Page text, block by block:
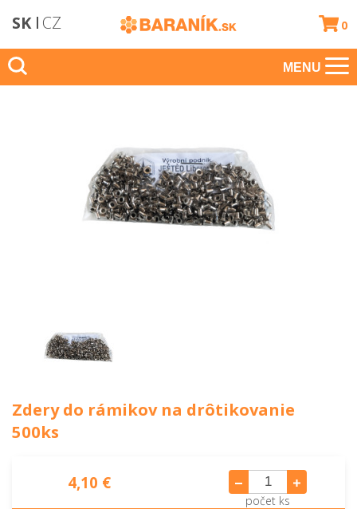
SK CZ 0
MENU
Zdery do rámikov na drôtikovanie
500ks
4,10 €
počet ks